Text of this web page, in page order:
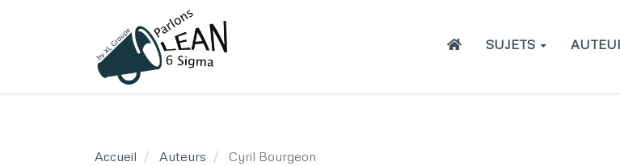
MainSUJETS
Accueil Auteurs Cyril Bourgeon